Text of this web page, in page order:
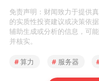
免责声明：财闻致力于提供
的实质性投资建议或决策依
辅助生成或分析的信息，可
并核实。
#算力 # 服务器